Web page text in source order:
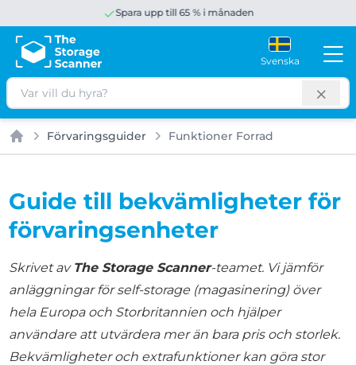
Spara upp till 65 % i månaden
Svenska
Sök
Hem
Förvaringsguider Funktioner Forrad
Guide till bekvämligheter för
förvaringsenheter
Skrivet av The Storage Scanner-teamet. Vi jämför
anläggningar för self-storage (magasinering) över
hela Europa och Storbritannien och hjälper
användare att utvärdera mer än bara pris och storlek.
Bekvämligheter och extrafunktioner kan göra stor